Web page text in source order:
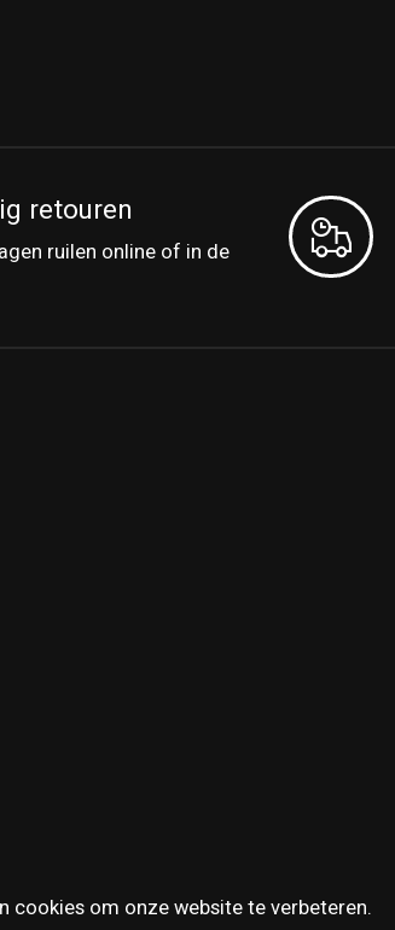
retouren
ruilen online of in de
cookies om onze website te verbeteren.